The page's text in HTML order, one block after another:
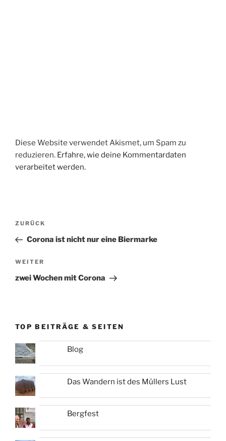
Diese Website verwendet Akismet, um Spam zu
reduzieren. Erfahre, wie deine Kommentardaten
verarbeitet werden.
Beitragsnavigation
Vorheriger
Beitrag
ZURÜCK
Corona ist nicht nur eine Biermarke
Nächster
Beitrag
WEITER
zwei Wochen mit Corona
TOP BEITRÄGE & SEITEN
Blog
Das Wandern ist des Müllers Lust
Bergfest